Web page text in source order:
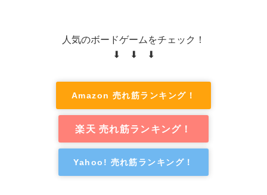
人気のボードゲームをチェック！
⬇ ⬇ ⬇
Amazon 売れ筋ランキング！
楽天 売れ筋ランキング！
Yahoo! 売れ筋ランキング！